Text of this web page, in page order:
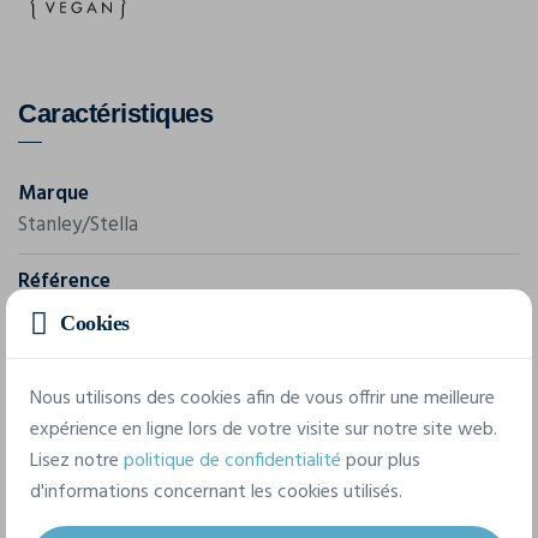
Caractéristiques
Marque
Stanley/Stella
Référence
STSW217
Grammage
300 g/m²
Composition
100% coton biologique filé et peigné
Cookies
Nous utilisons des cookies afin de vous offrir une meilleure
expérience en ligne lors de votre visite sur notre site web.
Lisez notrepolitique de confidentialitépour plus
d'informations concernant les cookies utilisés.